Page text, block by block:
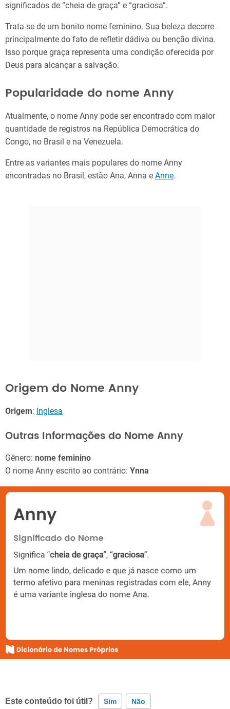
significados de “cheia de graça” e “graciosa”.
Trata-se de um bonito nome feminino. Sua beleza decorre
principalmente do fato de refletir dádiva ou benção divina.
Isso porque graça representa uma condição oferecida por
Deus para alcançar a salvação.
Popularidade do nome Anny
Atualmente, o nome Anny pode ser encontrado com maior
quantidade de registros na República Democrática do
Congo, no Brasil e na Venezuela.
Entre as variantes mais populares do nome Anny
encontradas no Brasil, estão Ana, Anna e Anne.
Origem do Nome Anny
Origem: Inglesa
Outras Informações do Nome Anny
Gênero: nome feminino
O nome Anny escrito ao contrário: Ynna
Este conteúdo foi útil? Sim Não